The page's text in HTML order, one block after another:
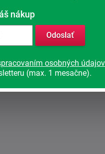
nákup
Odoslať
osobných údajov
(max. 1 mesačne).